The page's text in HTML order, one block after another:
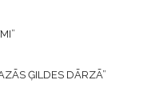
ĢILDES DĀRZĀ”